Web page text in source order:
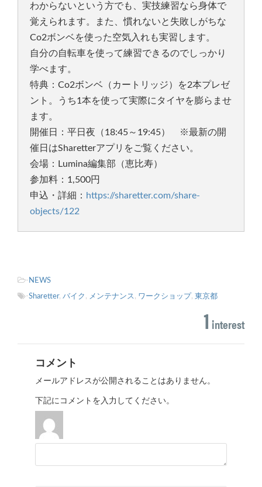
わからないという方でも、実技練習なら身体で
覚えられます。また、慣れないと失敗しがちな
Co2ボンベを使った空気入れも実習します。
自分の自転車を使って練習できるのでしっかり
学べます。
特典：Co2ボンベ（カートリッジ）を2本プレゼ
ント。うち1本を使って実際にタイヤを膨らませ
ます。
開催日：平日夜（18:45～19:45） ※最新の開
催日はSharetterアプリをご覧ください。
会場：Lumina編集部（恵比寿）
参加料：1,500円
申込・詳細： https://sharetter.com/share-
objects/122
- NEWS
-Sharetter, バイク , メンテナンス , ワークショップ, 東京都
1 interest
コメント
メールアドレスが公開されることはありません。
下記にコメントを入力してください。